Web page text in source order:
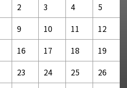
2 3 4
5
9 10 11
12
16 17 18
19
23 24 25
26